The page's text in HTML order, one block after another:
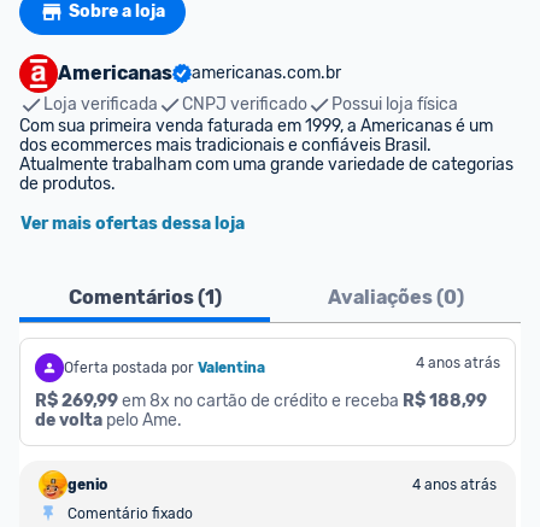
Sobre a loja
Americanas
americanas.com.br
Loja verificada
CNPJ verificado
Possui loja física
Com sua primeira venda faturada em 1999, a Americanas é um
dos ecommerces mais tradicionais e confiáveis Brasil.
Atualmente trabalham com uma grande variedade de categorias
de produtos.
Ver mais ofertas dessa loja
Comentários (1) Avaliações (0)
Oferta postada por Valentina 4 anos atrás
R$ 269,99 em 8x no cartão de crédito e receba R$ 188,99
de volta pelo Ame.
genio
4 anos atrás
Comentário fixado